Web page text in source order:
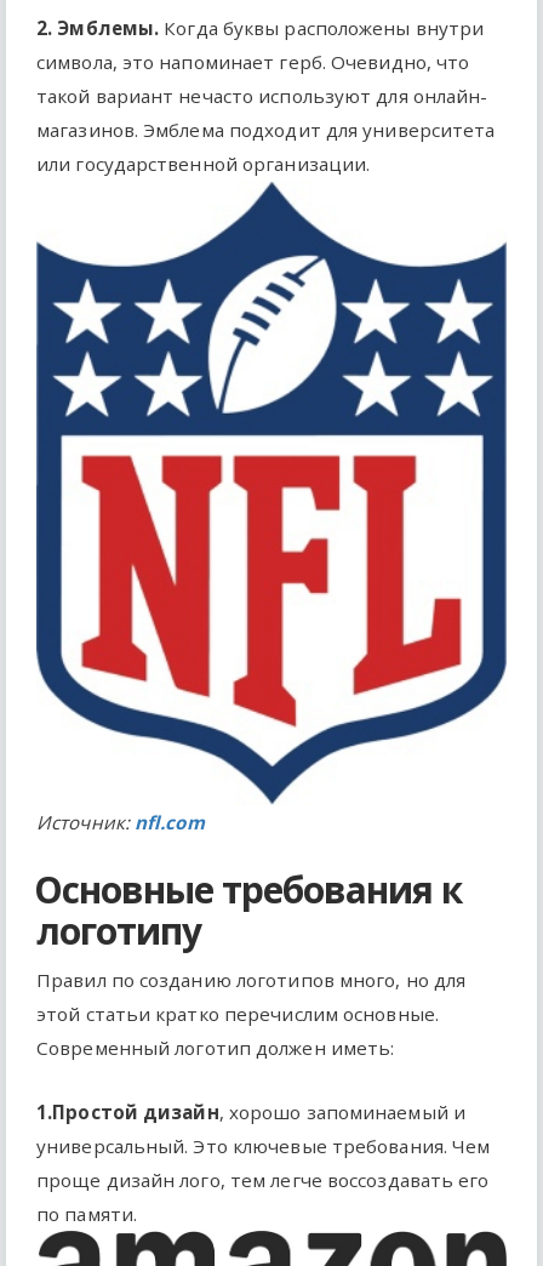
2. Эмблемы. Когда буквы расположены внутри
символа, это напоминает герб. Очевидно, что
такой вариант нечасто используют для онлайн-
магазинов. Эмблема подходит для университета
или государственной организации.
Источник: nfl.com
Основные требования к
логотипу
Правил по созданию логотипов много, но для
этой статьи кратко перечислим основные.
Современный логотип должен иметь:
1.Простой дизайн, хорошо запоминаемый и
универсальный. Это ключевые требования. Чем
проще дизайн лого, тем легче воссоздавать его
по памяти.